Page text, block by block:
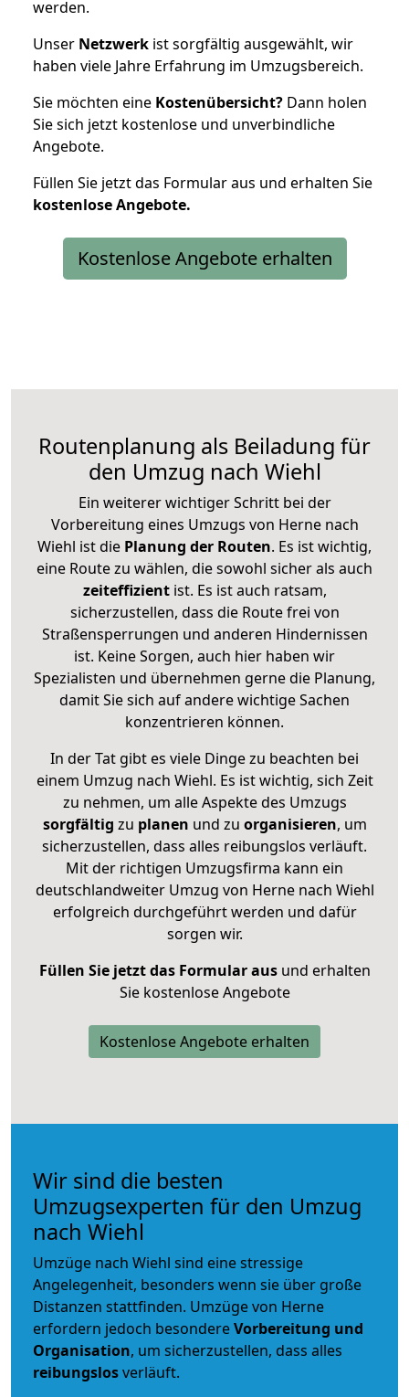
werden.
Unser Netzwerk ist sorgfältig ausgewählt, wir
haben viele Jahre Erfahrung im Umzugsbereich.
Sie möchten eine Kostenübersicht? Dann holen
Sie sich jetzt kostenlose und unverbindliche
Angebote.
Füllen Sie jetzt das Formular aus und erhalten Sie
kostenloseAngebote.
Kostenlose Angebote erhalten
Routenplanung als Beiladung für
den Umzug nach Wiehl
Ein weiterer wichtiger Schritt bei der
Vorbereitung eines Umzugs von Herne nach
Wiehl ist die Planung der Routen. Es ist wichtig,
eine Route zu wählen, die sowohl sicher als auch
zeiteffizientist. Es ist auch ratsam,
sicherzustellen, dass die Route frei von
Straßensperrungen und anderen Hindernissen
ist. Keine Sorgen, auch hier haben wir
Spezialisten und übernehmen gerne die Planung,
damit Sie sich auf andere wichtige Sachen
konzentrieren können.
In der Tat gibt es viele Dinge zu beachten bei
einem Umzug nach Wiehl. Es ist wichtig, sich Zeit
zu nehmen, um alle Aspekte des Umzugs
sorgfältig zu planen und zu organisieren, um
sicherzustellen, dass alles reibungslos verläuft.
Mit der richtigen Umzugsfirma kann ein
deutschlandweiter Umzug von Herne nach Wiehl
erfolgreich durchgeführt werden und dafür
sorgen wir.
Füllen Sie jetzt das Formular ausund erhalten
Sie kostenlose Angebote
Kostenlose Angebote erhalten
Wir sind die besten
Umzugsexperten für den Umzug
nach Wiehl
Umzüge nach Wiehl sind eine stressige
Angelegenheit, besonders wenn sie über große
Distanzen stattfinden. Umzüge von Herne
erfordern jedoch besondereVorbereitung und
Organisation, um sicherzustellen, dass alles
reibungslosverläuft.